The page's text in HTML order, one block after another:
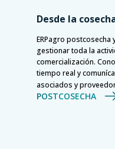
Desde la
ERPagro postcosecha
gestionar toda la
comercialización.
tiempo real y
asociados y
POSTCOSECHA